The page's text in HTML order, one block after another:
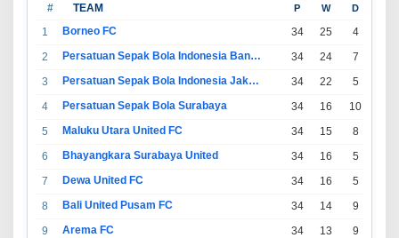
# TEAM P W D
1 Borneo FC 34 25 4
2
Persatuan Sepak Bola Indonesia Bandung 34 24 7
3
Persatuan Sepak Bola Indonesia Jakarta 34 22 5
4
Persatuan Sepak Bola Surabaya 34 16 10
5
Maluku Utara United FC 34 15 8
6
Bhayangkara Surabaya United 34 16 5
7
Dewa United FC 34 16 5
8
Bali United Pusam FC 34 14 9
9
Arema FC 34 13 9